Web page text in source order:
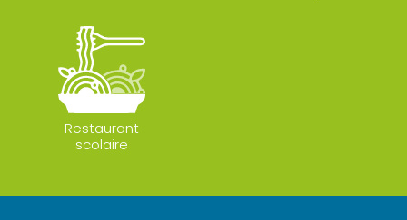
Restaurant
scolaire